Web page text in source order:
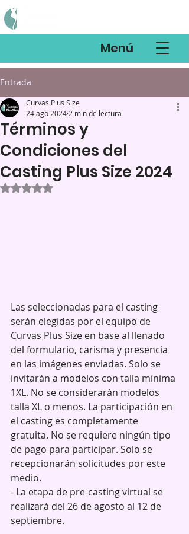
Menú
Entrada
Términos y
Condiciones del
Casting Plus Size 2024
Curvas Plus Size
24 ago 2024 2 min de lectura
Obtuvo NaN de 5 estrellas.
Las seleccionadas para el casting
serán elegidas por el equipo de
Curvas Plus Size en base al llenado
del formulario, carisma y presencia
en las imágenes enviadas. Solo se
invitarán a modelos con talla mínima
1XL. No se considerarán modelos
talla XL o menos. La participación en
el casting es completamente
gratuita. No se requiere ningún tipo
de pago para participar. Solo se
recepcionarán solicitudes por este
medio.
- La etapa de pre-casting virtual se
realizará del 26 de agosto al 12 de
septiembre.